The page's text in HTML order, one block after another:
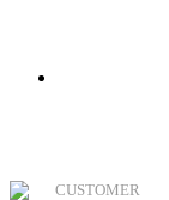
CUSTOMER